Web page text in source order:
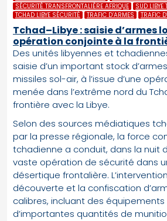
SÉCURITÉ TRANSFRONTALIÈRE AFRIQUE
SUD LIBYE
TCHAD LIBYE SÉCURITÉ
TRAFIC D’ARMES TRAFIC
Tchad–Libye : saisie d’armes
opération conjointe à la
Des unités libyennes et
saisie d’un important stock
missiles sol-air, à l’issue d’une
menée dans l’extrême nord du
frontière avec la Libye.
Selon des sources médiatiques
par la presse régionale, la force
tchadienne a conduit, dans la nuit
vaste opération de sécurité dans
désertique frontalière.
découverte et la confiscation
calibres, incluant des
d’importantes quantités de